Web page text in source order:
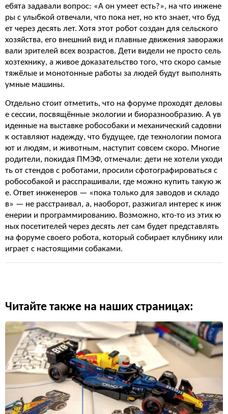
ебята задавали вопрос: «А он умеет есть?», на что инжене
ры с улыбкой отвечали, что пока нет, но кто знает, что буд
ет через десять лет. Хотя этот робот создан для сельского
хозяйства, его внешний вид и плавные движения заворажи
вали зрителей всех возрастов. Дети видели не просто сель
хозтехнику, а живое доказательство того, что скоро самые
тяжёлые и монотонные работы за людей будут выполнять
умные машины.
Отдельно стоит отметить, что на форуме проходят деловы
е сессии, посвящённые экологии и биоразнообразию. А ув
иденные на выставке робособаки и механический садовни
к оставляют надежду, что будущее, где технологии помога
ют и людям, и животным, наступит совсем скоро. Многие
родители, покидая ПМЭФ, отмечали: дети не хотели уходи
ть от стендов с роботами, просили сфотографироваться с
робособакой и расспрашивали, где можно купить такую ж
е. Ответ инженеров — «пока только для заводов и складо
в» — не расстраивал, а, наоборот, разжигал интерес к инж
енерии и программированию. Возможно, кто-то из этих ю
ных посетителей через десять лет сам будет представлять
на форуме своего робота, который собирает клубнику или
играет с настоящими собаками.
Читайте также на наших страницах: